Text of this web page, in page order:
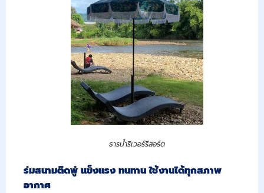
ธารน้ำริเวอร์รีสอร์ต
ร่มสนามติดพู่ แข็งแรง ทนทาน ใช้งานได้ทุกสภาพ
อากาศ